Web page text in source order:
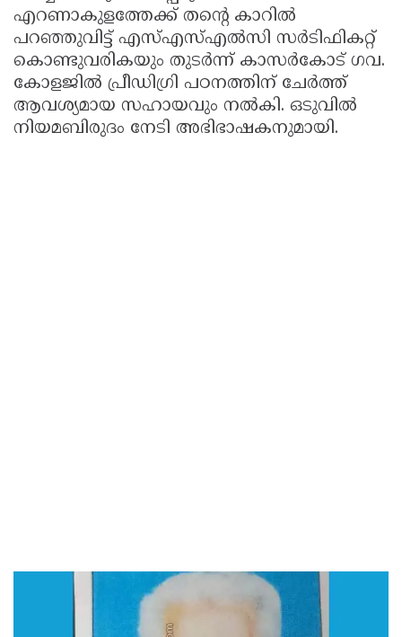
എറണാകുളത്തേക്ക്‌ തന്റെ കാറിൽ
പറഞ്ഞുവിട്ട്‌ എസ്‌എസ്‌എൽസി സർടിഫികറ്റ്‌
കൊണ്ടുവരികയും തുടർന്ന്‌ കാസർകോട്‌ ഗവ.
കോളജിൽ പ്രീഡിഗ്രി പഠനത്തിന്‌ ചേർത്ത്
ആവശ്യമായ സഹായവും നൽകി. ഒടുവിൽ
നിയമബിരുദം നേടി അഭിഭാഷകനുമായി.